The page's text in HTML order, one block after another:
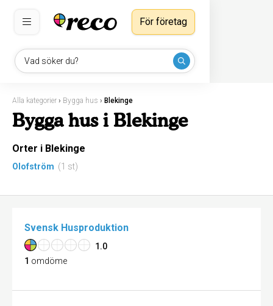
Vad söker du?
För företag
Alla kategorier › Bygga hus › Blekinge
Bygga hus i Blekinge
Orter i Blekinge
Olofström (1 st)
Svensk Husproduktion
1.0
1 omdöme